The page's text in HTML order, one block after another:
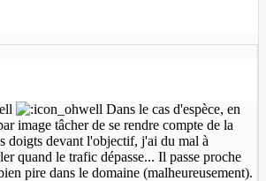
Dans le cas d'espèce, en
image tâcher de se rendre compte de la
doigts devant l'objectif, j'ai du mal à
quand le trafic dépasse... Il passe proche
pire dans le domaine (malheureusement).